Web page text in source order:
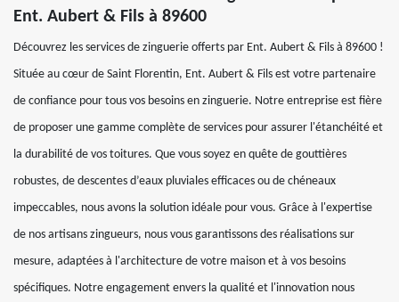
Ent. Aubert & Fils à 89600
Découvrez les services de zinguerie offerts par Ent. Aubert & Fils à 89600 !
Située au cœur de Saint Florentin, Ent. Aubert & Fils est votre partenaire
de confiance pour tous vos besoins en zinguerie. Notre entreprise est fière
de proposer une gamme complète de services pour assurer l'étanchéité et
la durabilité de vos toitures. Que vous soyez en quête de gouttières
robustes, de descentes d’eaux pluviales efficaces ou de chéneaux
impeccables, nous avons la solution idéale pour vous. Grâce à l'expertise
de nos artisans zingueurs, nous vous garantissons des réalisations sur
mesure, adaptées à l'architecture de votre maison et à vos besoins
spécifiques. Notre engagement envers la qualité et l'innovation nous